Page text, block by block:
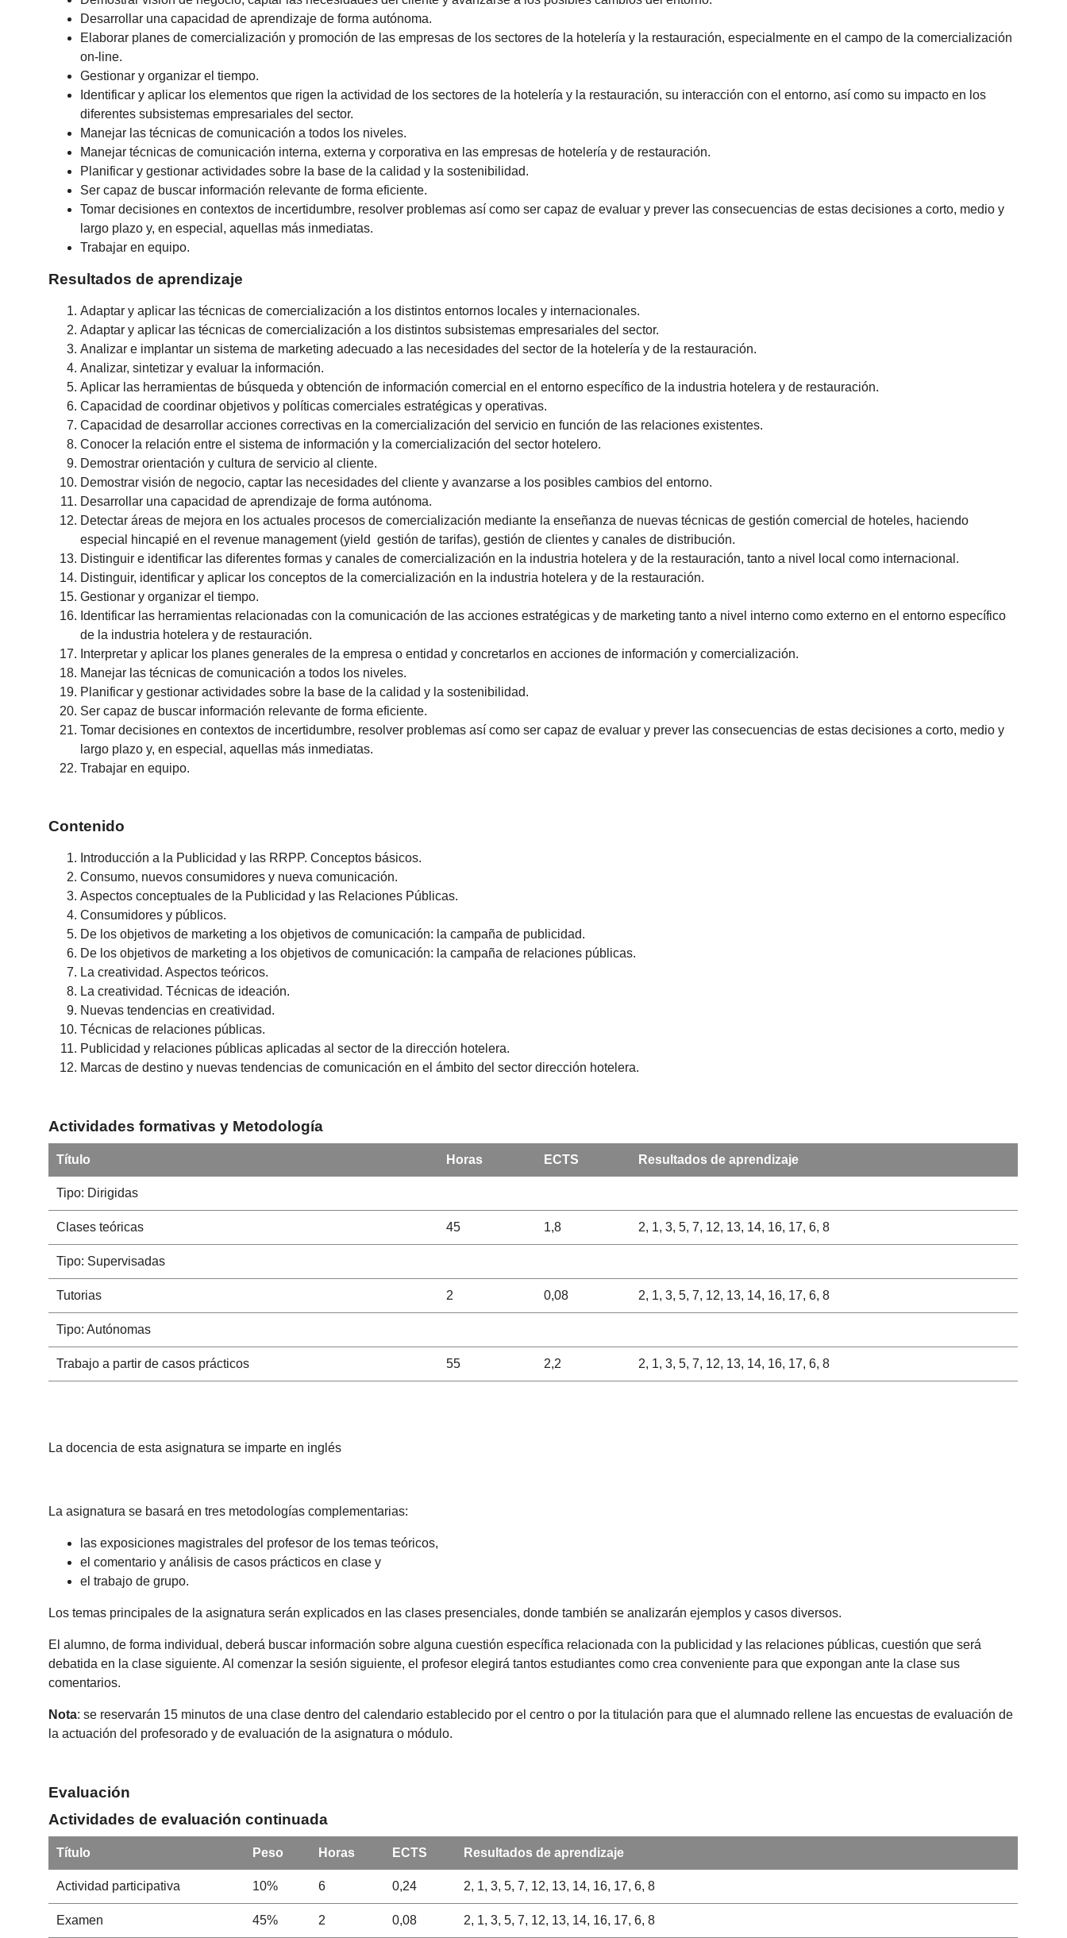
Desarrollar una capacidad de aprendizaje de forma autónoma.
Elaborar planes de comercialización y promoción de las empresas de los sectores de la hotelería y la restauración, especialmente en el campo de la comercialización
on-line.
Gestionar y organizar el tiempo.
Identificar y aplicar los elementos que rigen la actividad de los sectores de la hotelería y la restauración, su interacción con el entorno, así como su impacto en los
diferentes subsistemas empresariales del sector.
Manejar las técnicas de comunicación a todos los niveles.
Manejar técnicas de comunicación interna, externa y corporativa en las empresas de hotelería y de restauración.
Planificar y gestionar actividades sobre la base de la calidad y la sostenibilidad.
Ser capaz de buscar información relevante de forma eficiente.
Tomar decisiones en contextos de incertidumbre, resolver problemas así como ser capaz de evaluar y prever las consecuencias de estas decisiones a corto, medio y
largo plazo y, en especial, aquellas más inmediatas.
Trabajar en equipo.
Resultados de aprendizaje
Adaptar y aplicar las técnicas de comercialización a los distintos entornos locales y internacionales.
Adaptar y aplicar las técnicas de comercialización a los distintos subsistemas empresariales del sector.
Analizar e implantar un sistema de marketing adecuado a las necesidades del sector de la hotelería y de la restauración.
Analizar, sintetizar y evaluar la información.
Aplicar las herramientas de búsqueda y obtención de información comercial en el entorno específico de la industria hotelera y de restauración.
Capacidad de coordinar objetivos y políticas comerciales estratégicas y operativas.
Capacidad de desarrollar acciones correctivas en la comercialización del servicio en función de las relaciones existentes.
Conocer la relación entre el sistema de información y la comercialización del sector hotelero.
Demostrar orientación y cultura de servicio al cliente.
Demostrar visión de negocio, captar las necesidades del cliente y avanzarse a los posibles cambios del entorno.
Desarrollar una capacidad de aprendizaje de forma autónoma.
Detectar áreas de mejora en los actuales procesos de comercialización mediante la enseñanza de nuevas técnicas de gestión comercial de hoteles, haciendo
especial hincapié en el revenue management (yield  gestión de tarifas), gestión de clientes y canales de distribución.
Distinguir e identificar las diferentes formas y canales de comercialización en la industria hotelera y de la restauración, tanto a nivel local como internacional.
Distinguir, identificar y aplicar los conceptos de la comercialización en la industria hotelera y de la restauración.
Gestionar y organizar el tiempo.
Identificar las herramientas relacionadas con la comunicación de las acciones estratégicas y de marketing tanto a nivel interno como externo en el entorno específico
de la industria hotelera y de restauración.
Interpretar y aplicar los planes generales de la empresa o entidad y concretarlos en acciones de información y comercialización.
Manejar las técnicas de comunicación a todos los niveles.
Planificar y gestionar actividades sobre la base de la calidad y la sostenibilidad.
Ser capaz de buscar información relevante de forma eficiente.
Tomar decisiones en contextos de incertidumbre, resolver problemas así como ser capaz de evaluar y prever las consecuencias de estas decisiones a corto, medio y
largo plazo y, en especial, aquellas más inmediatas.
Trabajar en equipo.
Contenido
Introducción a la Publicidad y las RRPP. Conceptos básicos.
Consumo, nuevos consumidores y nueva comunicación.
Aspectos conceptuales de la Publicidad y las Relaciones Públicas.
Consumidores y públicos.
De los objetivos de marketing a los objetivos de comunicación: la campaña de publicidad.
De los objetivos de marketing a los objetivos de comunicación: la campaña de relaciones públicas.
La creatividad. Aspectos teóricos.
La creatividad. Técnicas de ideación.
Nuevas tendencias en creatividad.
Técnicas de relaciones públicas.
Publicidad y relaciones públicas aplicadas al sector de la dirección hotelera.
Marcas de destino y nuevas tendencias de comunicación en el ámbito del sector dirección hotelera.
Actividades formativas y Metodología
Título Horas ECTS Resultados de aprendizaje
Tipo: Dirigidas
Clases teóricas 45 1,8 2, 1, 3, 5, 7, 12, 13, 14, 16, 17, 6, 8
Tipo: Supervisadas
Tutorias 2 0,08 2, 1, 3, 5, 7, 12, 13, 14, 16, 17, 6, 8
Tipo: Autónomas
Trabajo a partir de casos prácticos 55 2,2 2, 1, 3, 5, 7, 12, 13, 14, 16, 17, 6, 8
La docencia de esta asignatura se imparte en inglés
La asignatura se basará en tres metodologías complementarias:
las exposiciones magistrales del profesor de los temas teóricos,
el comentario y análisis de casos prácticos en clase y
el trabajo de grupo.
Los temas principales de la asignatura serán explicados en las clases presenciales, donde también se analizarán ejemplos y casos diversos.
El alumno, de forma individual, deberá buscar información sobre alguna cuestión específica relacionada con la publicidad y las relaciones públicas, cuestión que será
debatida en la clase siguiente. Al comenzar la sesión siguiente, el profesor elegirá tantos estudiantes como crea conveniente para que expongan ante la clase sus
comentarios.
Nota: se reservarán 15 minutos de una clase dentro del calendario establecido por el centro o por la titulación para que el alumnado rellene las encuestas de evaluación de
la actuación del profesorado y de evaluación de la asignatura o módulo.
Evaluación
Actividades de evaluación continuada
Título Peso Horas ECTS Resultados de aprendizaje
Actividad participativa 10% 6 0,24 2, 1, 3, 5, 7, 12, 13, 14, 16, 17, 6, 8
Examen 45% 2 0,08 2, 1, 3, 5, 7, 12, 13, 14, 16, 17, 6, 8